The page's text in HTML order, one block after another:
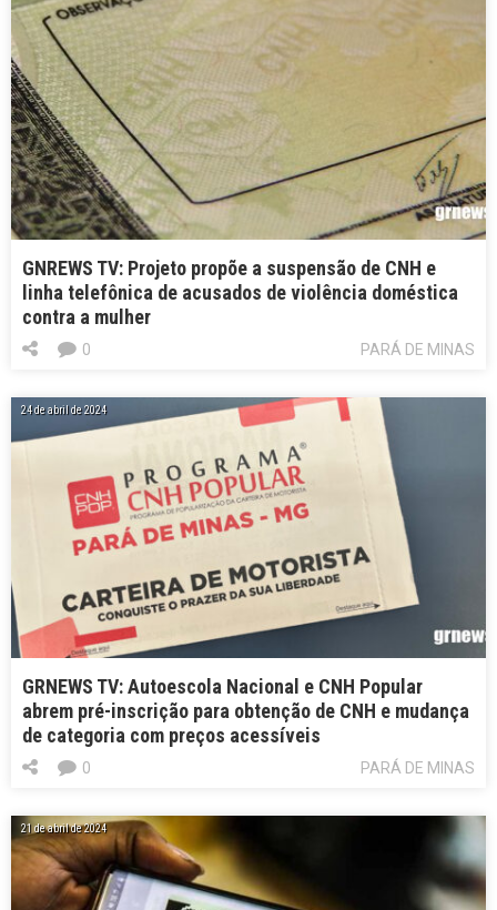
GNREWS TV: Projeto propõe a suspensão de CNH e
linha telefônica de acusados de violência doméstica
contra a mulher
PARÁ DE MINAS
0
24 de abril de 2024
GRNEWS TV: Autoescola Nacional e CNH Popular
abrem pré-inscrição para obtenção de CNH e mudança
de categoria com preços acessíveis
PARÁ DE MINAS
0
21 de abril de 2024